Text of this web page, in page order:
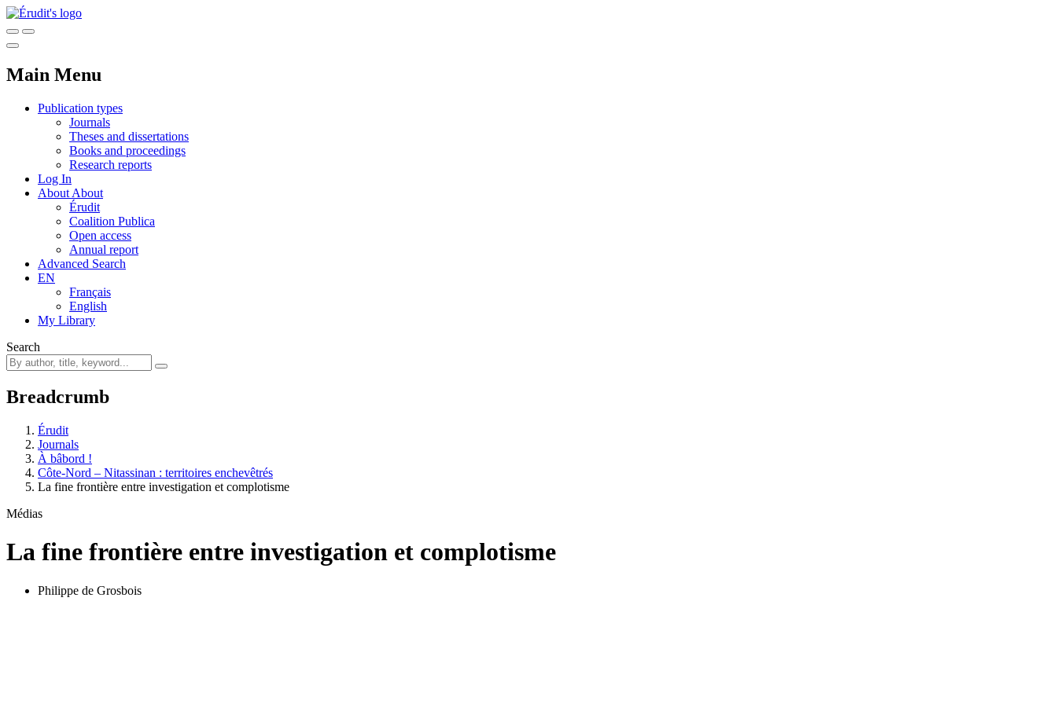
Main Menu
Publication types
Journals
Theses and dissertations
Books and proceedings
Research reports
Log In
About About
Érudit
Coalition Publica
Open access
Annual report
Advanced Search
EN
Français
English
My Library
Search
Breadcrumb
Érudit
Journals
À bâbord !
Côte-Nord – Nitassinan : territoires enchevêtrés
La fine frontière entre investigation et complotisme
Médias
La fine frontière entre investigation et complotisme
Philippe de Grosbois